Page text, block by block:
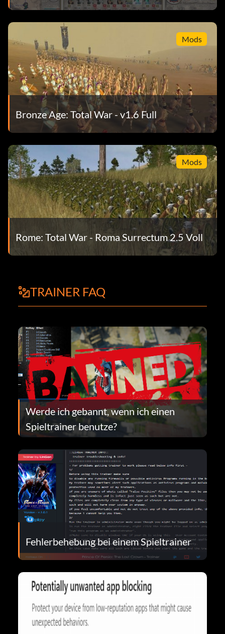
Mods
Bronze Age: Total War - v1.6 Full
Mods
Rome: Total War - Roma Surrectum 2.5 Voll
TRAINER FAQ
Werde ich gebannt, wenn ich einen
Spieltrainer benutze?
Fehlerbehebung bei einem Spieltrainer